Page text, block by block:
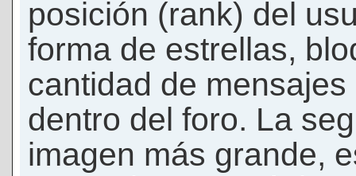
posición (rank) del
forma de estrellas,
cantidad de
dentro del foro. La
imagen más grande,